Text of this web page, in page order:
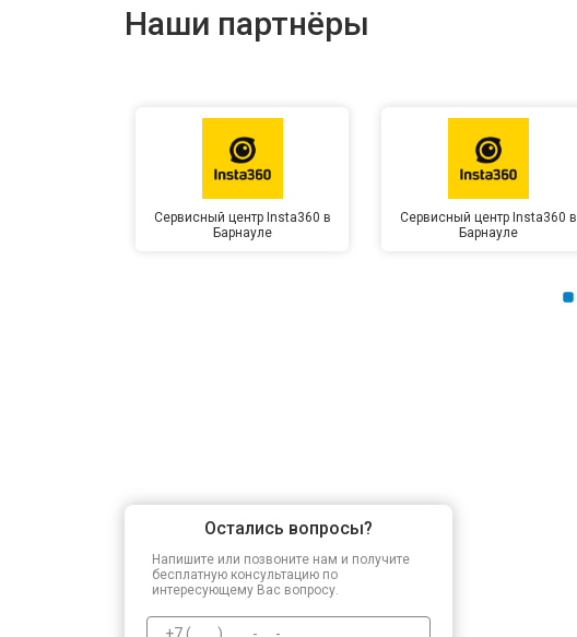
Наши партнёры
Сервисный центр Insta360 в
Барнауле
Сервисный центр Insta360 в
Барнауле
Остались вопросы?
Напишите или позвоните нам и получите
бесплатную консультацию по
интересующему Вас вопросу.